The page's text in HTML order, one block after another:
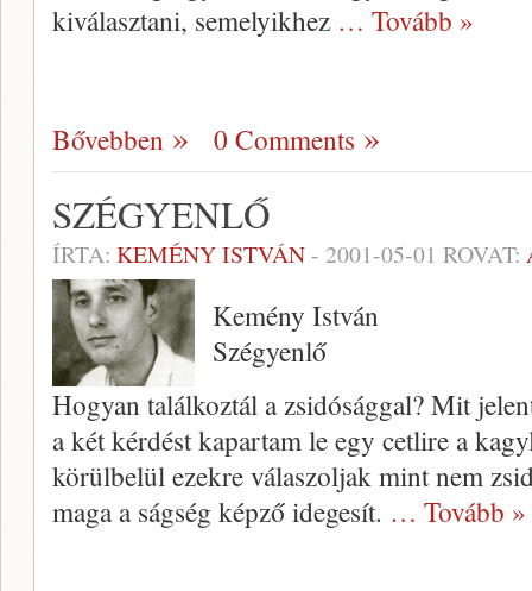
kiválasztani, semelyikhez … Tovább »
Bővebben 0 Comments
SZÉGYENLŐ
ÍRTA: KEMÉNY ISTVÁN- 2001-05-01 ROVAT:
Kemény István
Szégyenlő
Hogyan találkoztál a zsidósággal? Mit
a két kérdést kapartam le egy cetlire a
körülbelül ezekre válaszol­jak mint nem
maga a ságség képző idege­sít. … Tovább »